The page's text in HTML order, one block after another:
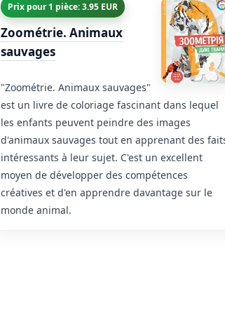
Prix pour 1 pièce: 3.95 EUR
Zoométrie. Animaux
sauvages
"Zoométrie. Animaux sauvages"
est un livre de coloriage fascinant dans lequel
les enfants peuvent peindre des images
d'animaux sauvages tout en apprenant des
intéressants à leur sujet. C'est un excellent
moyen de développer des compétences
créatives et d'en apprendre davantage sur le
monde animal.